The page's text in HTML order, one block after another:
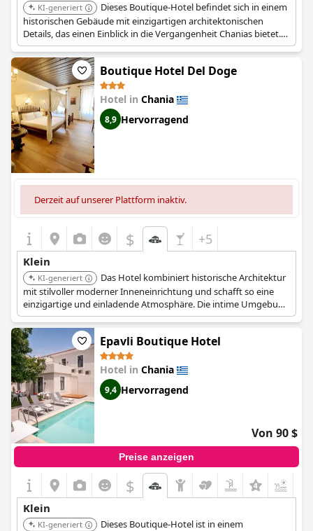
KI-generiert
Dieses Boutique-Hotel befindet sich in einem
historischen Gebäude mit einzigartigen architektonischen
Details, das einen Einblick in die Vergangenheit Chanias bietet.
Die Zimmer sind so gestaltet, dass sie eine gemütliche und
intime Atmosphäre bieten, die lokale Traditionen widerspiegelt.
Seine zentrale Lage ermöglicht einen einfachen Zugang zu
kulturellen Stätten und lokalen Märkten.
Boutique Hotel Del Doge
Hotel in Chania
8,9 Hervorragend
Derzeit auf unserer Plattform inaktiv.
$ +5
Klein
KI-generiert
Das Hotel kombiniert historische Architektur
mit stilvoller moderner Inneneinrichtung und schafft so eine
einzigartige und einladende Atmosphäre. Die intime Umgebung
und der persönliche Service sorgen für ein unvergessliches und
gemütliches Erlebnis. Seine Lage im Herzen von Chania bietet
einfachen Zugang zu lokalen Attraktionen und Restaurants.
Epavli Boutique Hotel
Hotel in Chania
9,4 Hervorragend
Von 90 $
Preise anzeigen
$
Klein
KI-generiert
Dieses Boutique-Hotel ist in einem